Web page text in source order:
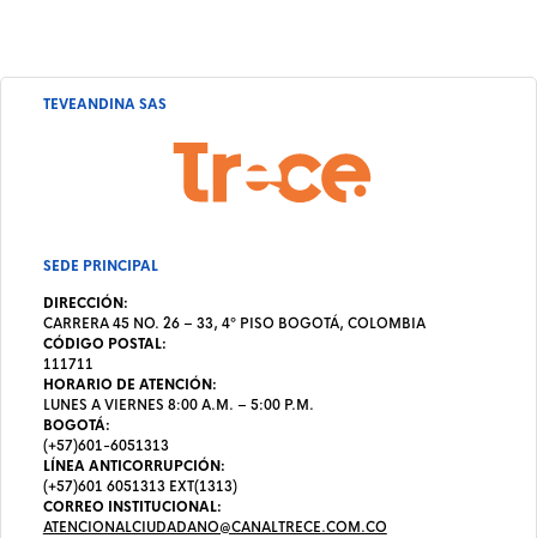
TEVEANDINA SAS
SEDE PRINCIPAL
DIRECCIÓN:
CARRERA 45 NO. 26 – 33, 4º PISO BOGOTÁ, COLOMBIA
CÓDIGO POSTAL:
111711
HORARIO DE ATENCIÓN:
LUNES A VIERNES 8:00 A.M. – 5:00 P.M.
BOGOTÁ:
(+57)601-6051313
LÍNEA ANTICORRUPCIÓN:
(+57)601 6051313 EXT(1313)
CORREO INSTITUCIONAL:
ATENCIONALCIUDADANO@CANALTRECE.COM.CO